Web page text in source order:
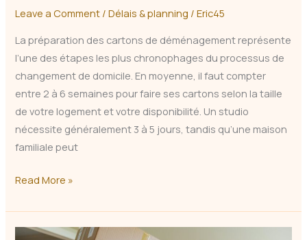
Leave a Comment /Délais & planning /Eric45
La préparation des cartons de déménagement représente
l’une des étapes les plus chronophages du processus de
changement de domicile. En moyenne, il faut compter
entre 2 à 6 semaines pour faire ses cartons selon la taille
de votre logement et votre disponibilité. Un studio
nécessite généralement 3 à 5 jours, tandis qu’une maison
familiale peut
Combien
Temps
Pour
Read More »